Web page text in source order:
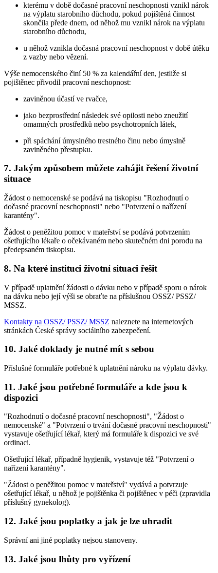
kterému v době dočasné pracovní neschopnosti vznikl nárok
na výplatu starobního důchodu, pokud pojištěná činnost
skončila přede dnem, od něhož mu vznikl nárok na výplatu
starobního důchodu,
u něhož vznikla dočasná pracovní neschopnost v době útěku
z vazby nebo vězení.
Výše nemocenského činí 50 % za kalendářní den, jestliže si
pojištěnec přivodil pracovní neschopnost:
zaviněnou účastí ve rvačce,
jako bezprostřední následek své opilosti nebo zneužití
omamných prostředků nebo psychotropních látek,
při spáchání úmyslného trestného činu nebo úmyslně
zaviněného přestupku.
7. Jakým způsobem můžete zahájit řešení životní
situace
Žádost o nemocenské se podává na tiskopisu "Rozhodnutí o
dočasné pracovní neschopnosti" nebo "Potvrzení o nařízení
karantény".
Žádost o peněžitou pomoc v mateřství se podává potvrzením
ošetřujícího lékaře o očekávaném nebo skutečném dni porodu na
předepsaném tiskopisu.
8. Na které instituci životní situaci řešit
V případě uplatnění žádosti o dávku nebo v případě sporu o nárok
na dávku nebo její výši se obraťte na příslušnou OSSZ/ PSSZ/
MSSZ.
Kontakty na OSSZ/ PSSZ/ MSSZ naleznete na internetových
stránkách České správy sociálního zabezpečení.
10. Jaké doklady je nutné mít s sebou
Příslušné formuláře potřebné k uplatnění nároku na výplatu dávky.
11. Jaké jsou potřebné formuláře a kde jsou k
dispozici
"Rozhodnutí o dočasné pracovní neschopnosti", "Žádost o
nemocenské" a "Potvrzení o trvání dočasné pracovní neschopnosti"
vystavuje ošetřující lékař, který má formuláře k dispozici ve své
ordinaci.
Ošetřující lékař, případně hygienik, vystavuje též "Potvrzení o
nařízení karantény".
"Žádost o peněžitou pomoc v mateřství" vydává a potvrzuje
ošetřující lékař, u něhož je pojištěnka či pojištěnec v péči (zpravidla
příslušný gynekolog).
12. Jaké jsou poplatky a jak je lze uhradit
Správní ani jiné poplatky nejsou stanoveny.
13. Jaké jsou lhůty pro vyřízení